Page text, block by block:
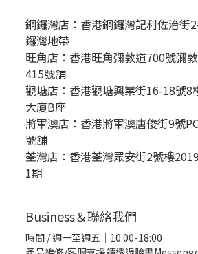
銅鑼灣店： 香港銅鑼灣記利佐治街
鑼灣地帶
旺角店：香港旺角彌敦道700號彌
415號舖
觀塘店：香港觀塘興業街16-18號8
大廈B座
將軍澳店：香港將軍澳唐俊街9號
號舖
荃灣店：香港荃灣眾安街2號樓
1期
Business＆聯絡我們
時間 / 週一至週五｜10:00-18:00